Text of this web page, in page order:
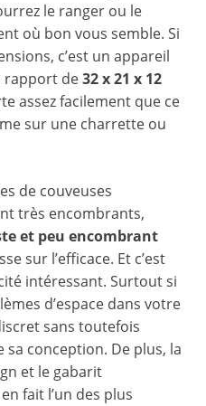
le ranger ou le
où bon vous semble. Si
c’est un appareil
rapport de32 x 21 x 12
assez facilement que ce
sur une charrette ou
de couveuses
très encombrants,
et peu encombrant
sur l’efficace. Et c’est
intéressant. Surtout si
d’espace dans votre
sans toutefois
conception. De plus, la
et le gabarit
fait l’un des plus